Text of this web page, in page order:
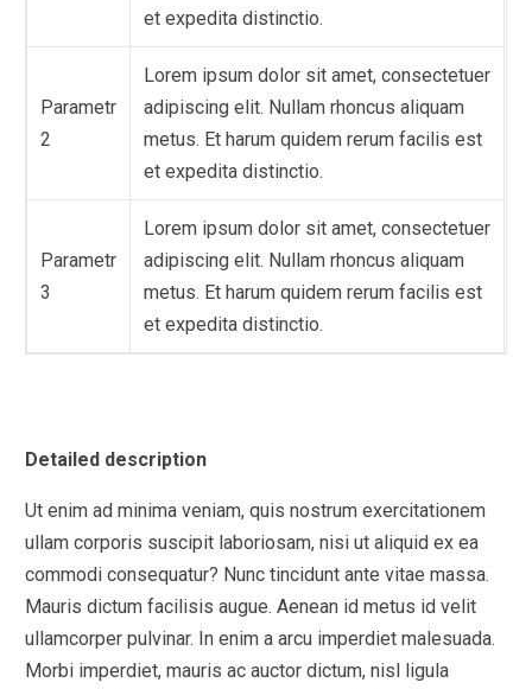
et expedita distinctio.
Parametr
2
Lorem ipsum dolor sit amet, consectetuer
adipiscing elit. Nullam rhoncus aliquam
metus. Et harum quidem rerum facilis est
et expedita distinctio.
Parametr
3
Lorem ipsum dolor sit amet, consectetuer
adipiscing elit. Nullam rhoncus aliquam
metus. Et harum quidem rerum facilis est
et expedita distinctio.
Detailed description
Ut enim ad minima veniam, quis nostrum exercitationem
ullam corporis suscipit laboriosam, nisi ut aliquid ex ea
commodi consequatur? Nunc tincidunt ante vitae massa.
Mauris dictum facilisis augue. Aenean id metus id velit
ullamcorper pulvinar. In enim a arcu imperdiet malesuada.
Morbi imperdiet, mauris ac auctor dictum, nisl ligula